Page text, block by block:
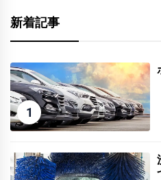
新着記事
1